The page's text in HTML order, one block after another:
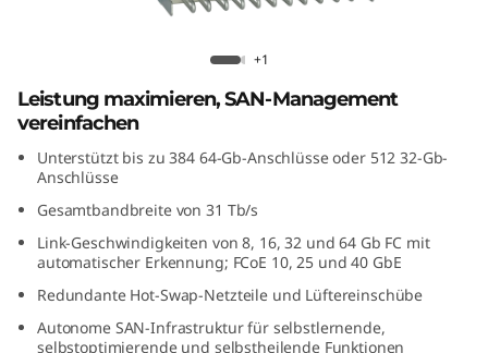
F
b
e
C
Lenovo X7-8 Gen 7 Fibre Channel
Director
+1
Leistung maximieren, SAN-Management
vereinfachen
Unterstützt bis zu 384 64-Gb-Anschlüsse oder 512 32-Gb-
Anschlüsse
Gesamtbandbreite von 31 Tb/s
Link-Geschwindigkeiten von 8, 16, 32 und 64 Gb FC mit
automatischer Erkennung; FCoE 10, 25 und 40 GbE
Redundante Hot-Swap-Netzteile und Lüftereinschübe
Autonome SAN-Infrastruktur für selbstlernende,
selbstoptimierende und selbstheilende Funktionen